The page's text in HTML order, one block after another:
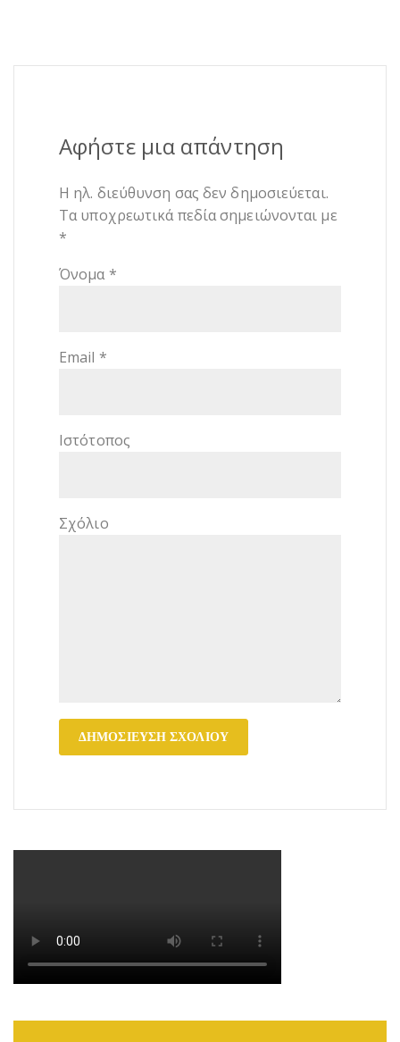
Αφήστε μια απάντηση
Η ηλ. διεύθυνση σας δεν δημοσιεύεται.
Τα υποχρεωτικά πεδία σημειώνονται με
*
Όνομα *
Email *
Ιστότοπος
Σχόλιο